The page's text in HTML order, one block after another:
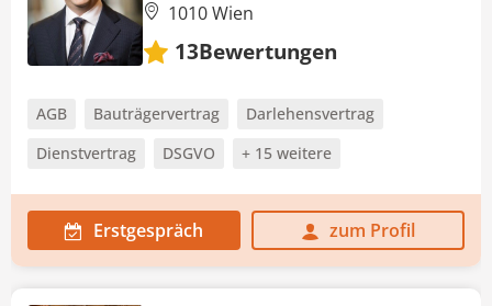
1010 Wien
13Bewertungen
AGB Bauträgervertrag
Darlehensvertrag
Dienstvertrag
DSGVO + 15 weitere
Erstgespräch zum Profil